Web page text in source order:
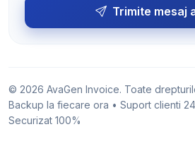
Trimite mesaj
© 2026 AvaGen Invoice. Toate
Backup la fiecare ora • Suport clienti
Securizat 100%